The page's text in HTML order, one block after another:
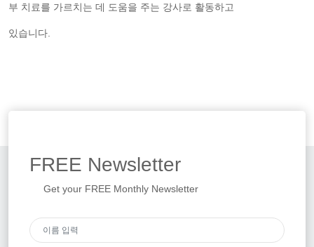
부 치료를 가르치는 데 도움을 주는 강사로 활동하고
있습니다.
FREE Newsletter
Get your FREE Monthly Newsletter